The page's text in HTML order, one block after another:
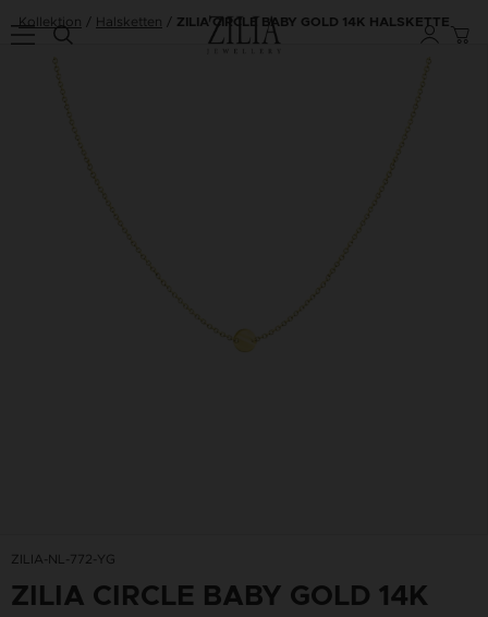
Kollektion Halsketten ZILIA CIRCLE BABY GOLD 14K HALSKETTE
ZILIA-NL-772-YG
ZILIA CIRCLE BABY GOLD 14K